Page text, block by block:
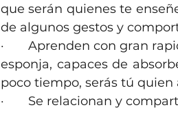
que serán quienes te
de algunos gestos y
·       Aprenden con gran
esponja, capaces de
poco tiempo, serás tú quien
·       Se relacionan y